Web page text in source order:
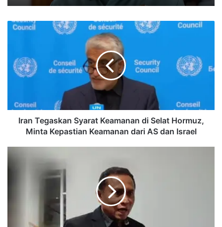
Iran
Keamanan
Selat
Kepastian
Keamanan
Iran Tegaskan Syarat Keamanan di Selat Hormuz,
Minta Kepastian Keamanan dari AS dan Israel
DPRD
Tekankan